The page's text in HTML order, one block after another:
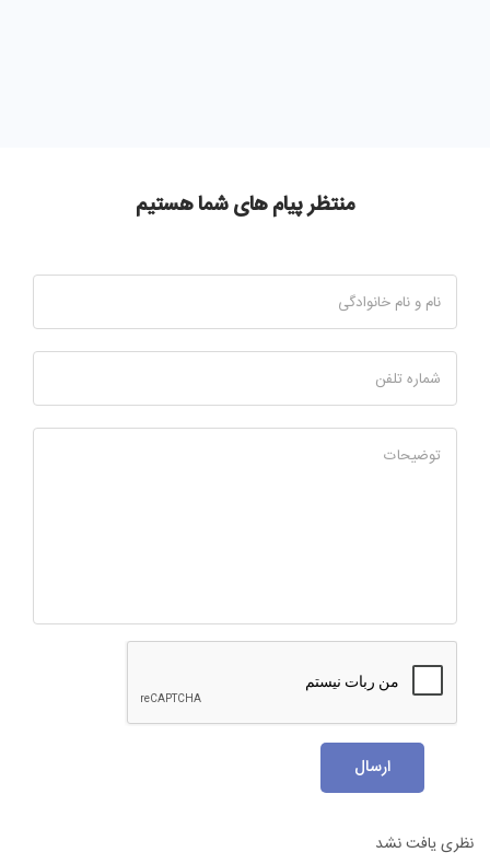
منتظر پیام های شما هستیم
نام و نام خانوادگی
شماره تلفن
توضیحات
ارسال
نظری یافت نشد